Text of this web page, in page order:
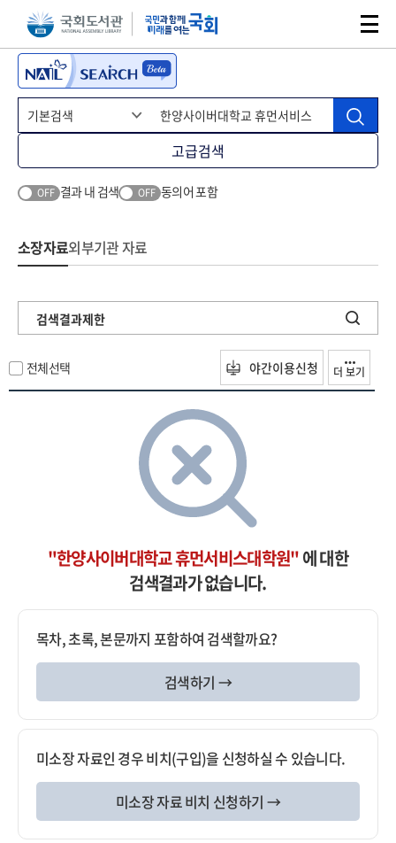
본문 바로가기주메뉴 바로가기
고급검색
OFF 결과 내 검색 OFF 동의어 포함
소장자료외부기관 자료
검색결과제한
전체선택 야간이용신청 더 보기
"한양사이버대학교 휴먼서비스대학원"에 대한
검색결과가 없습니다.
목차, 초록, 본문까지 포함하여 검색할까요?
검색하기 →
미소장 자료인 경우 비치(구입)을 신청하실 수 있습니다.
미소장 자료 비치 신청하기 →